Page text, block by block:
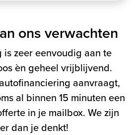
ons verwachten
is zeer eenvoudig aan te
èn geheel vrijblijvend.
aanvraagt,
al binnen 15 minuten een
in je mailbox. We zijn
dan je denkt!